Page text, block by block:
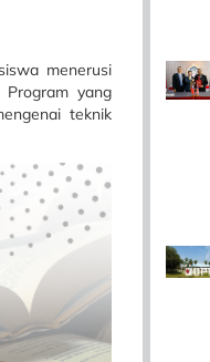
menerusi
Program yang
teknik